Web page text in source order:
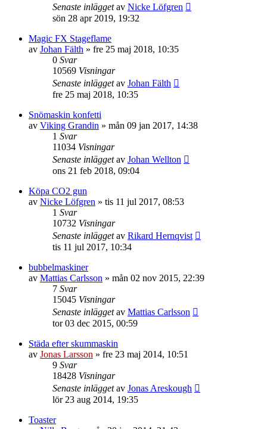
Senaste inläggetav Nicke Löfgren
sön 28 apr 2019, 19:32
Magic FX Stageflame
av Johan Fälth » fre 25 maj 2018, 10:35
0 Svar
10569 Visningar
Senaste inläggetav Johan Fälth
fre 25 maj 2018, 10:35
Snömaskin konfetti
av Viking Grandin » mån 09 jan 2017, 14:38
1 Svar
11034 Visningar
Senaste inläggetav Johan Wellton
ons 21 feb 2018, 09:04
Köpa CO2 gun
av Nicke Löfgren » tis 11 jul 2017, 08:53
1 Svar
10732 Visningar
Senaste inläggetav Rikard Hernqvist
tis 11 jul 2017, 10:34
bubbelmaskiner
av Mattias Carlsson » mån 02 nov 2015, 22:39
7 Svar
15045 Visningar
Senaste inläggetav Mattias Carlsson
tor 03 dec 2015, 00:59
Städa efter skummaskin
av Jonas Larsson » fre 23 maj 2014, 10:51
9 Svar
18428 Visningar
Senaste inläggetav Jonas Areskough
lör 23 aug 2014, 19:35
Toaster